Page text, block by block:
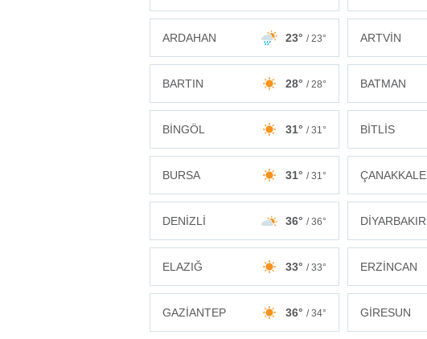
ARDAHAN 23° / 23° ARTVİN
BARTIN 28° / 28° BATMAN
BİNGÖL 31° / 31° BİTLİS
BURSA 31° / 31° ÇANAKKALE
DENİZLİ 36° / 36° DİYARBAKIR
ELAZIĞ 33° / 33° ERZİNCAN
GAZİANTEP 36° / 34° GİRESUN